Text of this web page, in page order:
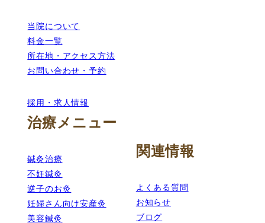
当院について
料金一覧
所在地・アクセス方法
お問い合わせ・予約
採用・求人情報
治療メニュー
鍼灸治療
不妊鍼灸
逆子のお灸
妊婦さん向け安産灸
美容鍼灸
関連情報
よくある質問
お知らせ
ブログ